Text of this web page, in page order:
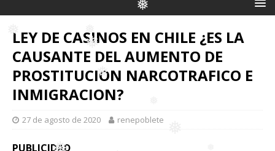
❅
❅
❅
❅
LEY DE CASINOS EN CHILE ¿ES LA
CAUSANTE DEL AUMENTO DE
PROSTITUCION NARCOTRAFICO E
INMIGRACION?
27 de agosto de 2020 renepoblete
PUBLICIDAD